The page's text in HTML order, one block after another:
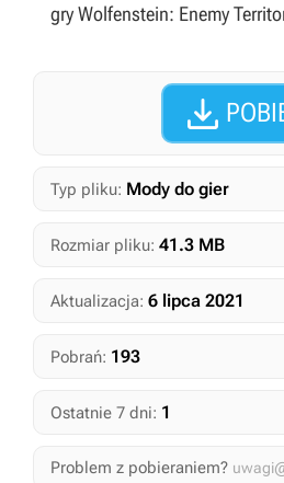
gry Wolfenstein: Enemy

Typ pliku: Mody do gier
Rozmiar pliku: 41.3 MB
Aktualizacja: 6 lipca 2021
Pobrań: 193
Ostatnie 7 dni: 1
Problem z pobieraniem?